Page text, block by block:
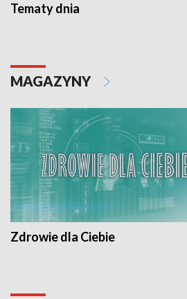
Tematy dnia
MAGAZYNY
Zdrowie dla Ciebie